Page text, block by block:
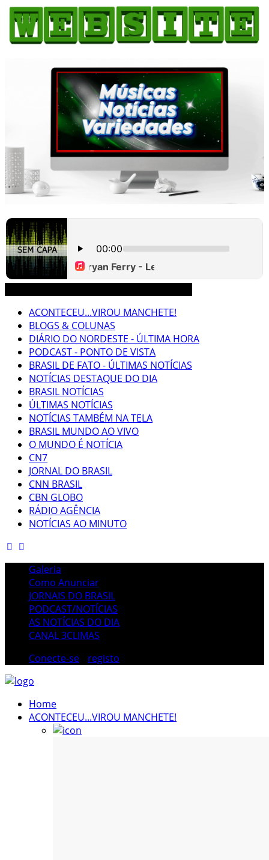
ACONTECEU...VIROU MANCHETE!
BLOGS & COLUNAS
DIÁRIO DO NORDESTE - ÚLTIMA HORA
PODCAST - PONTO DE VISTA
BRASIL DE FATO - ÚLTIMAS NOTÍCIAS
NOTÍCIAS DESTAQUE DO DIA
BRASIL NOTÍCIAS
ÚLTIMAS NOTÍCIAS
NOTÍCIAS TAMBÉM NA TELA
BRASIL MUNDO AO VIVO
O MUNDO É NOTÍCIA
CN7
JORNAL DO BRASIL
CNN BRASIL
CBN GLOBO
RÁDIO AGÊNCIA
NOTÍCIAS AO MINUTO
Galeria
Como Anunciar
JORNAIS DO BRASIL
PODCAST/NOTÍCIAS
AS NOTÍCIAS DO DIA
CANAL 3CLIMAS
Conecte-se
registo
Home
ACONTECEU...VIROU MANCHETE!